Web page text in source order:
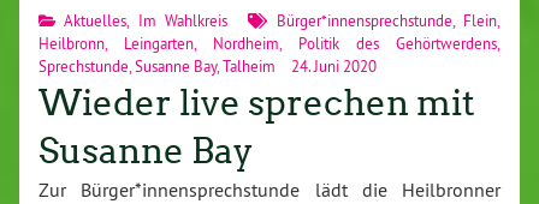
Aktuelles Im Wahlkreis Bürger*innensprechstunde Flein
Heilbronn
Leingarten Nordheim Politik des Gehörtwerdens
Sprechstunde Susanne Bay, Talheim 24. Juni 2020
Wieder live sprechen mit
Susanne Bay
Zur Bürger*innensprechstunde lädt die Heilbronner